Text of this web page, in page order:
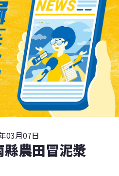
03月07日
縣農田冒泥漿